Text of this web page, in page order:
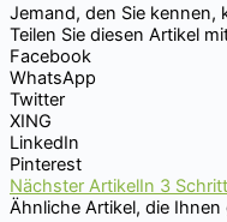
Jemand, den Sie kennen,
Teilen Sie diesen Artikel
Facebook
WhatsApp
Twitter
XING
LinkedIn
Pinterest
Nächster ArtikelIn 3
Ähnliche Artikel, die